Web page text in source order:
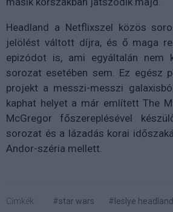
Headland a Netflixszel közös
jelölést váltott díjra, és ő maga
epizódot is, ami egyáltalán nem
sorozat esetében sem. Ez egész
projekt a messzi-messzi
kaphat helyet a már említett The
McGregor főszereplésével
sorozat és a lázadás korai
Andor-széria mellett.
Címkék: #star wars #leslye headland